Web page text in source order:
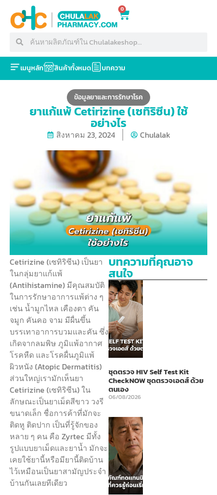
0
เมนูหลัก สินค้าทั้งหมด บทความ
ข้อมูลยาและการรักษาโรค
ยาแก้แพ้ Cetirizine (เซทิริซีน) ใช้
อย่างไร
สิงหาคม 23, 2024 Chulalak
Cetirizine (เซทิริซีน) เป็นยา
ในกลุ่มยาแก้แพ้
(Antihistamine) มีคุณสมบัติ
ในการรักษาอาการแพ้ต่าง ๆ
เช่น น้ำมูกไหล เคืองตา คัน
จมูก คันคอ จาม มีผื่นขึ้น
บรรเทาอาการบวมและคัน ซึ่ง
เกิดจากลมพิษ ภูมิแพ้อากาศ
โรคหืด และโรคผื่นภูมิแพ้
ผิวหนัง (Atopic Dermatitis)
ส่วนใหญ่เรามักเห็นยา
Cetirizine (เซทิริซีน) ใน
ลักษณะเป็นยาเม็ดสีขาว วงรี
ขนาดเล็ก ชื่อการค้าที่มักจะ
ติดหู ติดปาก เป็นที่รู้จักของ
หลาย ๆ คน คือ Zyrtec มีทั้ง
รูปแบบยาเม็ดและยาน้ำ มักจะ
เคยใช้ยานี้หรือมียานี้ติดบ้าน
ไว้เหมือนเป็นยาสามัญประจำ
บ้านกันเลยทีเดียว
บทความที่คุณอาจ
สนใจ
ชุดตรวจ HIV Self Test Kit
CheckNOW ชุดตรวจเอดส์ ด้วย
ตนเอง
06/08/2026